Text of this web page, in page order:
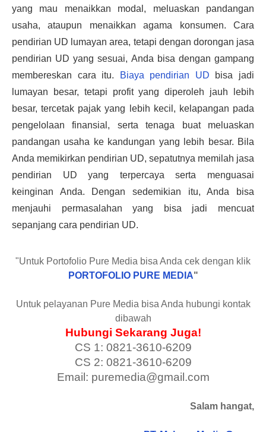
yang mau menaikkan modal, meluaskan pandangan
usaha, ataupun menaikkan agama konsumen. Cara
pendirian UD lumayan area, tetapi dengan dorongan jasa
pendirian UD yang sesuai, Anda bisa dengan gampang
membereskan cara itu.
Biaya pendirian UD bisa jadi
lumayan besar, tetapi profit yang diperoleh jauh lebih
besar, tercetak pajak yang lebih kecil, kelapangan pada
pengelolaan finansial, serta tenaga buat meluaskan
pandangan usaha ke kandungan yang lebih besar. Bila
Anda memikirkan pendirian UD, sepatutnya memilah jasa
pendirian UD yang terpercaya serta menguasai
keinginan Anda. Dengan sedemikian itu, Anda bisa
menjauhi permasalahan yang bisa jadi mencuat
sepanjang cara pendirian UD.
"Untuk Portofolio Pure Media bisa Anda cek dengan klik
PORTOFOLIO PURE MEDIA"
Untuk pelayanan Pure Media bisa Anda hubungi kontak
dibawah
Hubungi Sekarang Juga!
CS 1: 0821-3610-6209
CS 2: 0821-3610-6209
Email: puremedia@gmail.com
Salam hangat,